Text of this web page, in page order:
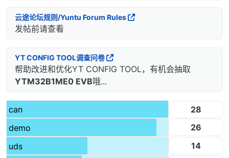
云途论坛规则/Yuntu Forum Rules
发帖前请查看
YT CONFIG TOOL调查问卷
帮助改进和优化YT CONFIG TOOL，有机会抽取
YTM32B1ME0 EVB哦...
can
28
demo
26
uds
14